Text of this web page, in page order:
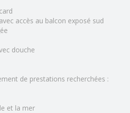
accès au balcon exposé sud
douche
de prestations recherchées :
et la mer